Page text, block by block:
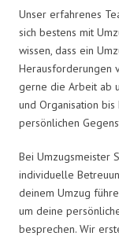
Unser erfahrenes
sich bestens mit
wissen, dass ein
Herausforderungen
gerne die Arbeit ab
und Organisation
persönlichen
Bei Umzugsmeister
individuelle
deinem Umzug
um deine
besprechen. Wir